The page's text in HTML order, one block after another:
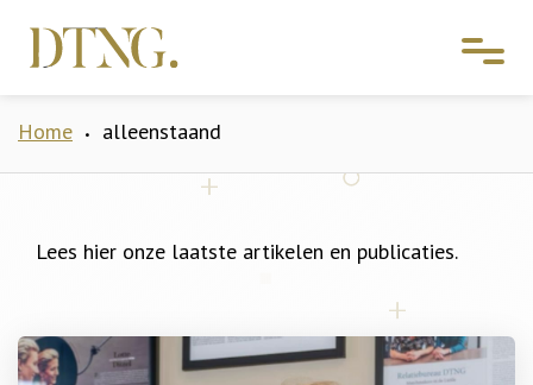
Home • alleenstaand
Lees hier onze laatste artikelen en publicaties.